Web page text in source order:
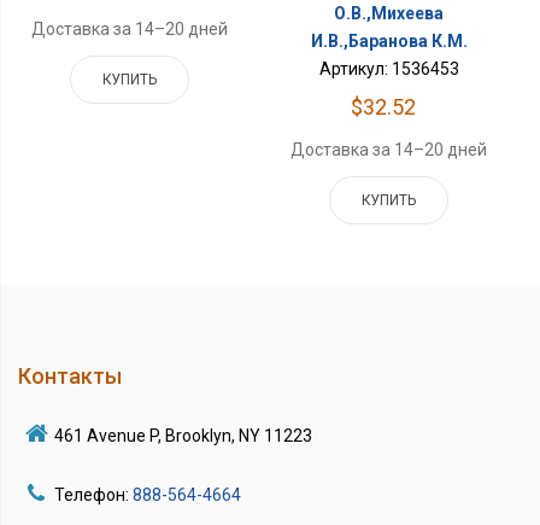
Доставка за 14–20 дней
КУПИТЬ
О.В.,Михеева
И.В.,Баранова К.М.
Артикул: 1536453
$32.52
Доставка за 14–20 дней
КУПИТЬ
Контакты
461 Avenue P, Brooklyn, NY 11223
Телефон: 888-564-4664